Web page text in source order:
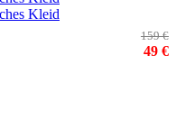
159 €
49 €